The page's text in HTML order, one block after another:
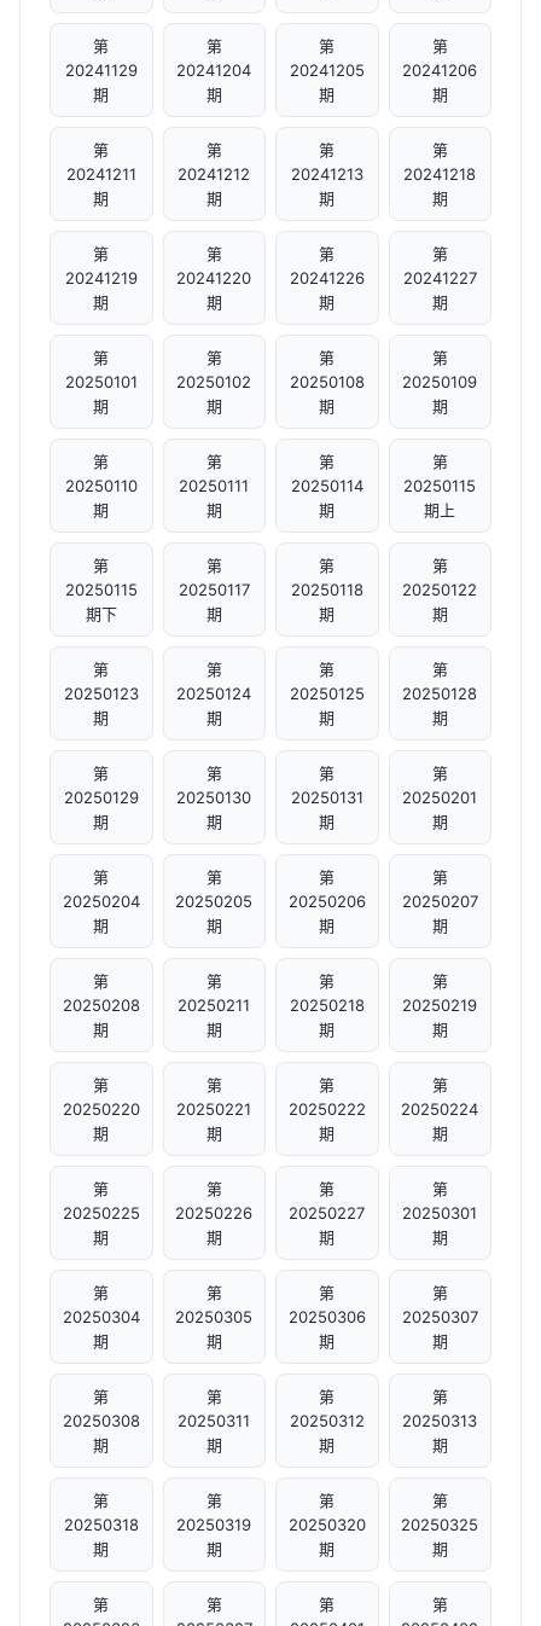
第
20241129
期
第
20241204
期
第
20241205
期
第
20241206
期
第
20241211
期
第
20241212
期
第
20241213
期
第
20241218
期
第
20241219
期
第
20241220
期
第
20241226
期
第
20241227
期
第
20250101
期
第
20250102
期
第
20250108
期
第
20250109
期
第
20250110
期
第
20250111
期
第
20250114
期
第
20250115
期上
第
20250115
期下
第
20250117
期
第
20250118
期
第
20250122
期
第
20250123
期
第
20250124
期
第
20250125
期
第
20250128
期
第
20250129
期
第
20250130
期
第
20250131
期
第
20250201
期
第
20250204
期
第
20250205
期
第
20250206
期
第
20250207
期
第
20250208
期
第
20250211
期
第
20250218
期
第
20250219
期
第
20250220
期
第
20250221
期
第
20250222
期
第
20250224
期
第
20250225
期
第
20250226
期
第
20250227
期
第
20250301
期
第
20250304
期
第
20250305
期
第
20250306
期
第
20250307
期
第
20250308
期
第
20250311
期
第
20250312
期
第
20250313
期
第
20250318
期
第
20250319
期
第
20250320
期
第
20250325
期
第
第
第
第